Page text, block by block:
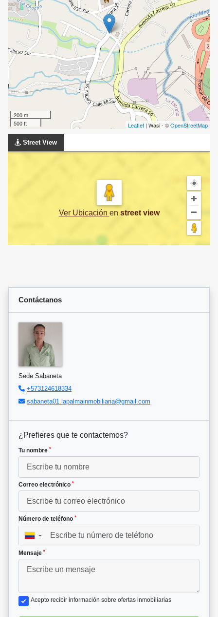
200 m
500 ft
Leaflet | Wasi - ©OpenStreetMap
Street View
Ver Ubicación en street view
Contáctanos
Sede Sabaneta
+573124618334
sabaneta01.lapalmainmobiliaria@gmail.com
¿Prefieres que te contactemos?
Tu nombre *
Correo electrónico *
Número de teléfono *
▼
Mensaje *
Acepto recibir información sobre ofertas inmobiliarias